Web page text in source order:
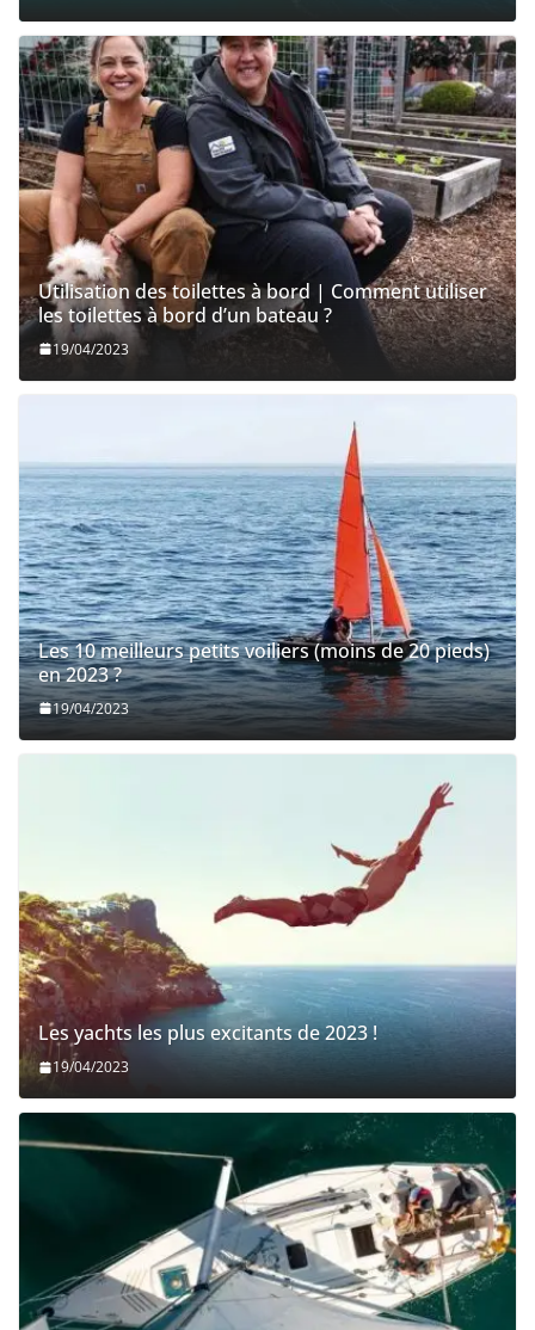
Utilisation des toilettes à bord | Comment utiliser
les toilettes à bord d’un bateau ?
19/04/2023
Les 10 meilleurs petits voiliers (moins de 20 pieds)
en 2023 ?
19/04/2023
Les yachts les plus excitants de 2023 !
19/04/2023